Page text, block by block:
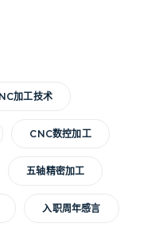
加工技术
CNC数控加工
五轴精密加工
入职周年感言